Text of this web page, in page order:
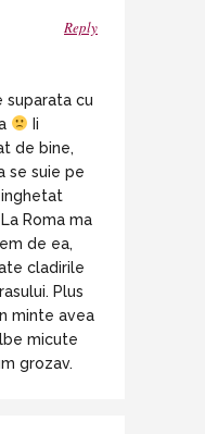
Reply
suparata cu
Ii
de bine,
se suie pe
inghetat
Roma ma
de ea,
cladirile
Plus
minte avea
micute
grozav.